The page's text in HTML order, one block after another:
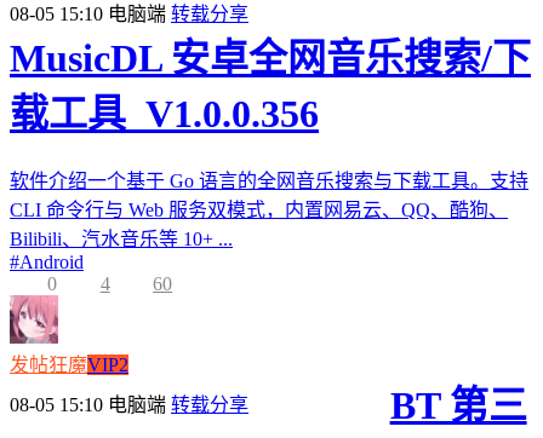
08-05 15:10 电脑端 转载分享
MusicDL 安卓全网音乐搜索/下
载工具_V1.0.0.356
软件介绍一个基于 Go 语言的全网音乐搜索与下载工具。支持
CLI 命令行与 Web 服务双模式，内置网易云、QQ、酷狗、
Bilibili、汽水音乐等 10+ ...
#Android
0
4 60
发帖狂魔VIP2
08-05 15:10 电脑端 转载分享
BT 第三